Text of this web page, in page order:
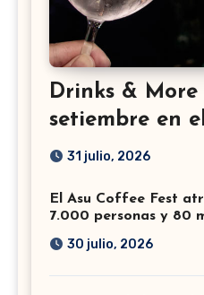
Drinks &
setiembre en
31 julio, 2026
El Asu Coffee Fest
7.000 personas y 80
30 julio, 2026